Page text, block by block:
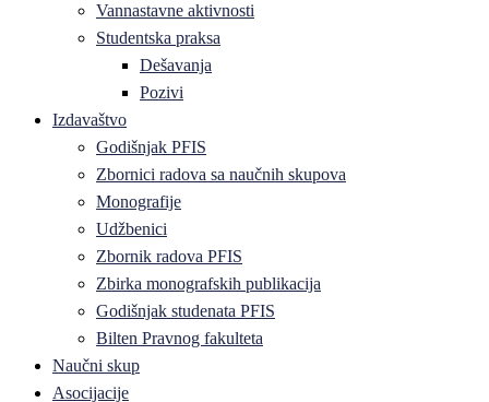
Vannastavne aktivnosti
Studentska praksa
Dešavanja
Pozivi
Izdavaštvo
Godišnjak PFIS
Zbornici radova sa naučnih skupova
Monografije
Udžbenici
Zbornik radova PFIS
Zbirka monografskih publikacija
Godišnjak studenata PFIS
Bilten Pravnog fakulteta
Naučni skup
Asocijacije